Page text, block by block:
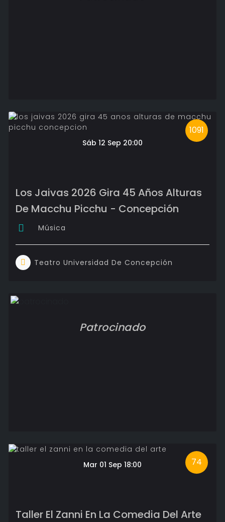
1091
Sáb 12 Sep 20:00
Los Jaivas 2026 Gira 45 Años Alturas
De Macchu Picchu - Concepción
Música
Teatro Universidad De Concepción
Patrocinado
74
Mar 01 Sep 18:00
Taller El Zanni En La Comedia Del Arte